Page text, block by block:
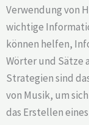
Verwendung von
wichtige
können helfen,
Wörter und Sätze
Strategien sind
von Musik, um
das Erstellen